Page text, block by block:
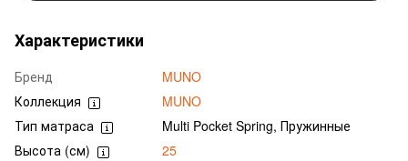
Характеристики
Бренд
MUNO
Коллекция
MUNO
Тип матраса
Multi Pocket Spring, Пружинные
Высота (см)
25